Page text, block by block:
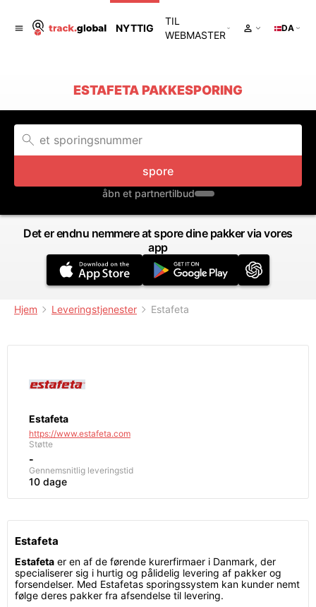
NYTTIG
TIL
WEBMASTER
DA
ESTAFETA PAKKESPORING
spore
åbn et partnertilbud
Det er endnu nemmere at spore dine pakker via vores
app
Hjem Leveringstjenester Estafeta
Estafeta
https://www.estafeta.com
Støtte
-
Gennemsnitlig leveringstid
10 dage
Estafeta
Estafeta er en af de førende kurerfirmaer i Danmark, der
specialiserer sig i hurtig og pålidelig levering af pakker og
forsendelser. Med Estafetas sporingssystem kan kunder nemt
følge deres pakker fra afsendelse til levering.